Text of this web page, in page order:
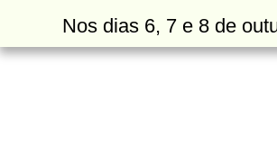
Nos dias 6, 7 e 8 de